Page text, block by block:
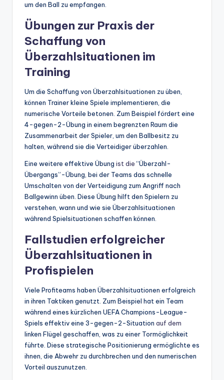
um den Ball zu empfangen.
Übungen zur Praxis der
Schaffung von
Überzahlsituationen im
Training
Um die Schaffung von Überzahlsituationen zu üben,
können Trainer kleine Spiele implementieren, die
numerische Vorteile betonen. Zum Beispiel fördert eine
4-gegen-2-Übung in einem begrenzten Raum die
Zusammenarbeit der Spieler, um den Ballbesitz zu
halten, während sie die Verteidiger überzahlen.
Eine weitere effektive Übung ist die“Überzahl-
Übergangs”-Übung, bei der Teams das schnelle
Umschalten von der Verteidigung zum Angriff nach
Ballgewinn üben. Diese Übung hilft den Spielern zu
verstehen, wann und wie sie Überzahlsituationen
während Spielsituationen schaffen können.
Fallstudien erfolgreicher
Überzahlsituationen in
Profispielen
Viele Profiteams haben Überzahlsituationen erfolgreich
in ihren Taktiken genutzt. Zum Beispiel hat ein Team
während eines kürzlichen UEFA Champions-League-
Spiels effektiv eine 3-gegen-2-Situation auf dem
linken Flügel geschaffen, was zu einer Tormöglichkeit
führte. Diese strategische Positionierung ermöglichte es
ihnen, die Abwehr zu durchbrechen und den numerischen
Vorteil auszunutzen.